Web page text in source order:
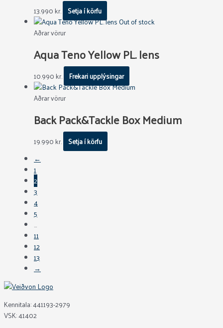
13.990kr. Setja í körfu
Out of stock
Aðrar vörur
Aqua Teno Yellow PL. lens
10.990kr. Frekari upplýsingar
Aðrar vörur
Back Pack&Tackle Box Medium
19.990kr. Setja í körfu
←
1
2
3
4
5
…
11
12
13
→
Kennitala: 441193-2979
VSK: 41402